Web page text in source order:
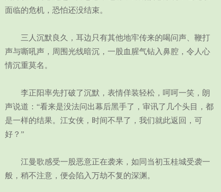
面临的危机，恐怕还没结束。
三人沉默良久，耳边只有其他地牢传来的喝问声、鞭打
声与嘶吼声，周围光线暗沉，一股血腥气钻入鼻腔，令人心
情沉重莫名。
李正阳率先打破了沉默，表情佯装轻松，呵呵一笑，朗
声说道：“看来是没法问出幕后黑手了，审讯了几个头目，都
是一样的结果。江女侠，时间不早了，我们就此返回，可
好？”
江曼歌感受一股恶意正在袭来，如同当初玉桂城受袭一
般，稍不注意，便会陷入万劫不复的深渊。